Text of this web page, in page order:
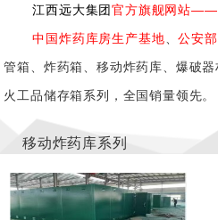
江西远大集团官方旗舰网站——
中国炸药库房生产基地 、公安
管箱、炸药箱、移动炸药库、爆破器
火工品储存箱系列，全国销量领先。
移动炸药库系列